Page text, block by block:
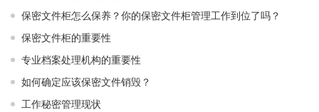
保密文件柜怎么保养？你的保密文件柜管理工作到位了吗？
保密文件柜的重要性
专业档案处理机构的重要性
如何确定应该保密文件销毁？
工作秘密管理现状